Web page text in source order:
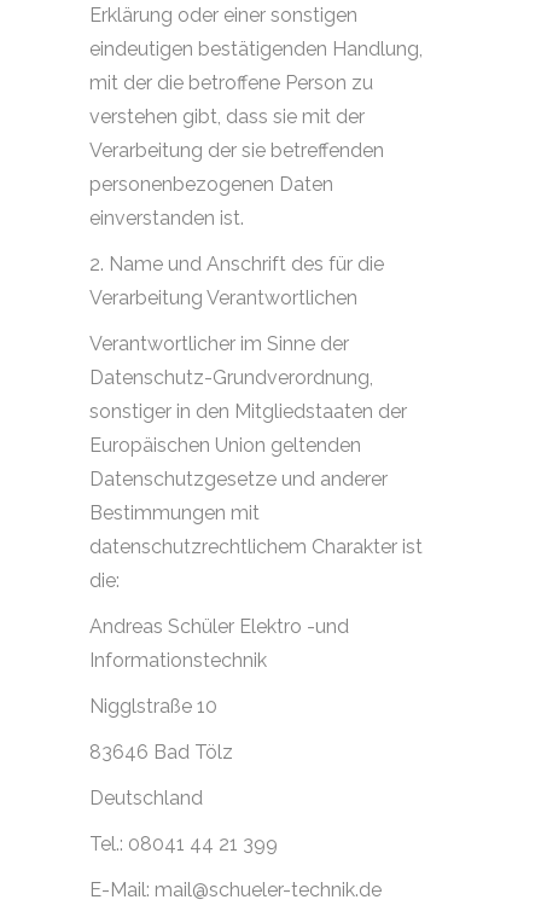
Erklärung oder einer sonstigen
eindeutigen bestätigenden Handlung,
mit der die betroffene Person zu
verstehen gibt, dass sie mit der
Verarbeitung der sie betreffenden
personenbezogenen Daten
einverstanden ist.
2. Name und Anschrift des für die
Verarbeitung Verantwortlichen
Verantwortlicher im Sinne der
Datenschutz-Grundverordnung,
sonstiger in den Mitgliedstaaten der
Europäischen Union geltenden
Datenschutzgesetze und anderer
Bestimmungen mit
datenschutzrechtlichem Charakter ist
die:
Andreas Schüler Elektro -und
Informationstechnik
Nigglstraße 10
83646 Bad Tölz
Deutschland
Tel.: 08041 44 21 399
E-Mail: mail@schueler-technik.de